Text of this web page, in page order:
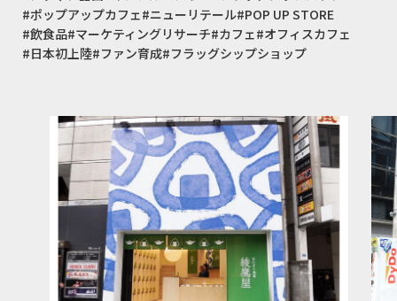
#ポップアップカフェ #ニューリテール#POP UP STORE
#飲食品#マーケティングリサーチ#カフェ #オフィスカフェ
#日本初上陸#ファン育成#フラッグシップショップ